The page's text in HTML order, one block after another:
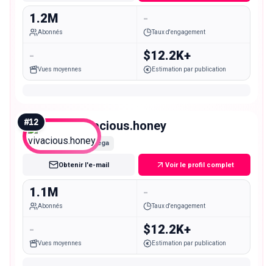
1.2M
Abonnés
-
Taux d'engagement
-
Vues moyennes
$12.2K+
Estimation par publication
#12 vivacious.honey
Mega
Obtenir l'e-mail Voir le profil complet
1.1M
Abonnés
-
Taux d'engagement
-
Vues moyennes
$12.2K+
Estimation par publication